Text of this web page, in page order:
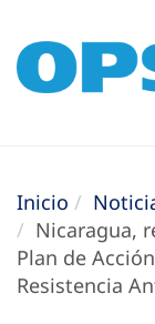
Inicio
Nicaragua,
Plan de
Resistencia